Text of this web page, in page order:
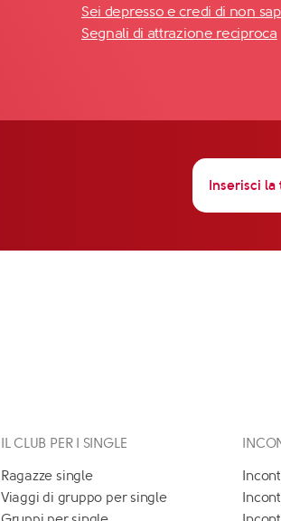
Sei depresso e credi di non
Segnali di attrazione reciproca
IL CLUB PER I SINGLE
Ragazze single
Viaggi di gruppo per single